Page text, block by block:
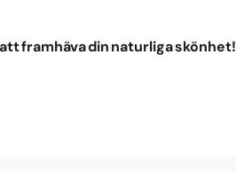
framhäva din naturliga skönhet!